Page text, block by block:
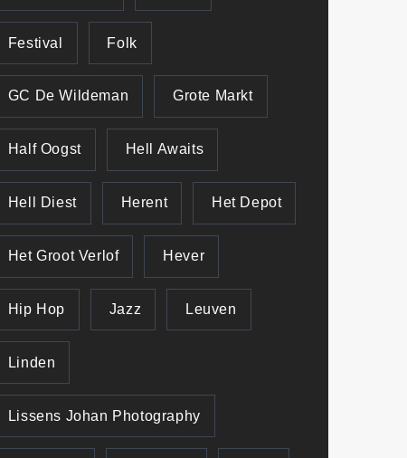
Festival Folk
GC De Wildeman Grote Markt
Half Oogst Hell Awaits
Hell Diest Herent Het Depot
Het Groot Verlof Hever
Hip Hop Jazz Leuven
Linden
Lissens Johan Photography